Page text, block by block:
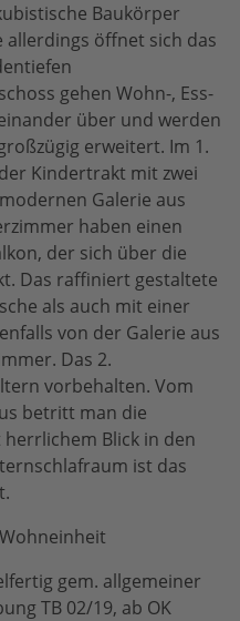
Baukörper
allerdings öffnet sich das
gehen Wohn-, Ess-
über und werden
erweitert. Im 1.
Kindertrakt mit zwei
Galerie aus
haben einen
der sich über die
Das raffiniert gestaltete
als auch mit einer
von der Galerie aus
Das 2.
vorbehalten. Vom
betritt man die
Blick in den
ist das
gem. allgemeiner
TB 02/19, ab OK